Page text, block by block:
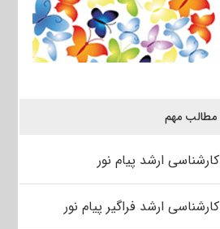
مطالب مهم
کارشناسی ارشد پیام نور
کارشناسی ارشد فراگیر پیام نور